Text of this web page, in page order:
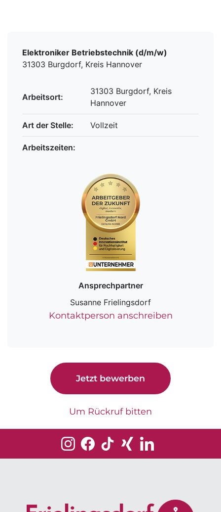
Elektroniker Betriebstechnik (d/m/w)
31303 Burgdorf, Kreis Hannover
Arbeitsort:
31303 Burgdorf, Kreis
Hannover
Art der Stelle: Vollzeit
Arbeitszeiten:
Ansprechpartner
Susanne Frielingsdorf
Kontaktperson anschreiben
Jetzt bewerben
Um Rückruf bitten